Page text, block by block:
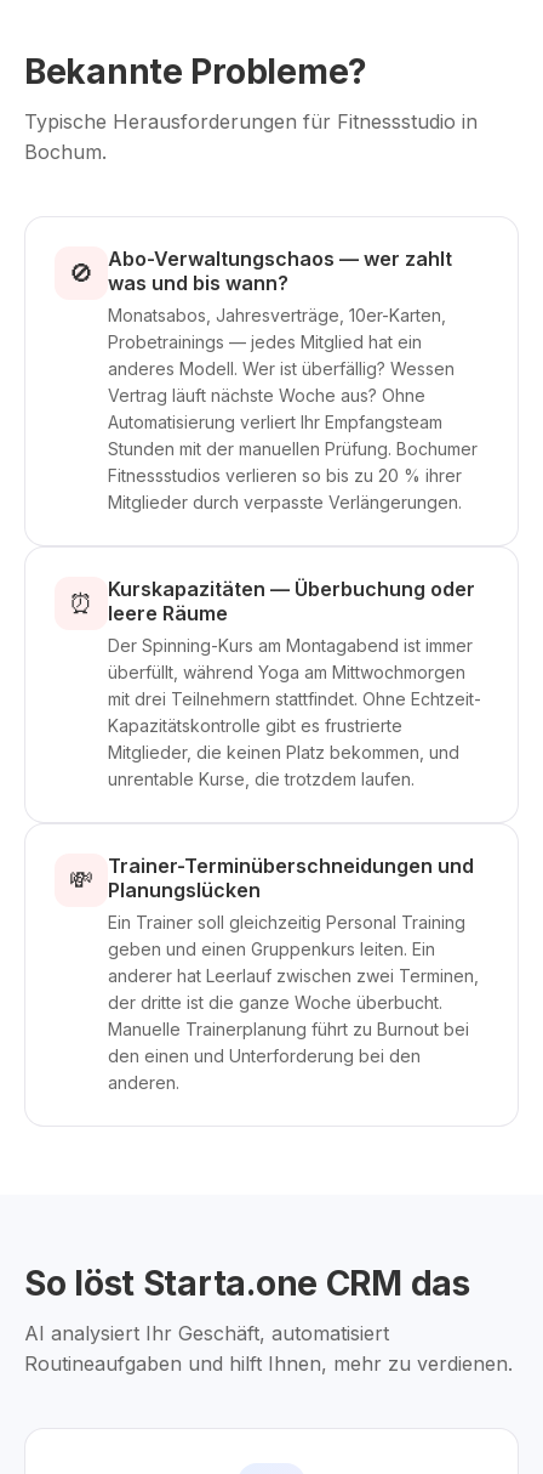
Bekannte Probleme?
Typische Herausforderungen für Fitnessstudio in
Bochum.
🚫
Abo-Verwaltungschaos — wer zahlt
was und bis wann?
Monatsabos, Jahresverträge, 10er-Karten,
Probetrainings — jedes Mitglied hat ein
anderes Modell. Wer ist überfällig? Wessen
Vertrag läuft nächste Woche aus? Ohne
Automatisierung verliert Ihr Empfangsteam
Stunden mit der manuellen Prüfung. Bochumer
Fitnessstudios verlieren so bis zu 20 % ihrer
Mitglieder durch verpasste Verlängerungen.
⏰
Kurskapazitäten — Überbuchung oder
leere Räume
Der Spinning-Kurs am Montagabend ist immer
überfüllt, während Yoga am Mittwochmorgen
mit drei Teilnehmern stattfindet. Ohne Echtzeit-
Kapazitätskontrolle gibt es frustrierte
Mitglieder, die keinen Platz bekommen, und
unrentable Kurse, die trotzdem laufen.
💸
Trainer-Terminüberschneidungen und
Planungslücken
Ein Trainer soll gleichzeitig Personal Training
geben und einen Gruppenkurs leiten. Ein
anderer hat Leerlauf zwischen zwei Terminen,
der dritte ist die ganze Woche überbucht.
Manuelle Trainerplanung führt zu Burnout bei
den einen und Unterforderung bei den
anderen.
So löst Starta.one CRM das
AI analysiert Ihr Geschäft, automatisiert
Routineaufgaben und hilft Ihnen, mehr zu verdienen.